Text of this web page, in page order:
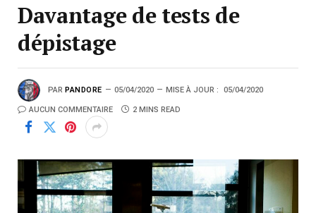
Davantage de tests de
dépistage
PAR PANDORE 05/04/2020 MISE À JOUR : 05/04/2020
AUCUN COMMENTAIRE 2 MINS READ